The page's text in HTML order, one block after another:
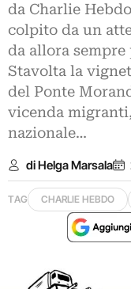
da Charlie
colpito da un
da allora
Stavolta la
del Ponte
vicenda
nazionale…
di Helga Marsala
TAG CHARLIE HEBDO